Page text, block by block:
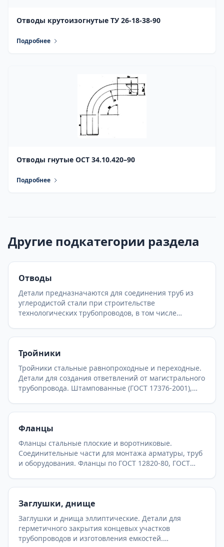
Отводы крутоизогнутые ТУ 26-18-38-90
Подробнее
Отводы гнутые ОСТ 34.10.420–90
Подробнее
Другие подкатегории раздела
Отводы
Детали предназначаются для соединения труб из
углеродистой стали при строительстве
технологических трубопроводов, в том числе
Госгортехнадзора на предприятиях химической и
нефтехимической промышленности.
Тройники
Тройники стальные равнопроходные и переходные.
Детали для создания ответвлений от магистрального
трубопровода. Штампованные (ГОСТ 17376-2001),
Фланцы
Фланцы стальные плоские и воротниковые.
Соединительные части для монтажа арматуры, труб
и оборудования. Фланцы по ГОСТ 12820-80, ГОСТ
Заглушки, днище
Заглушки и днища эллиптические. Детали для
герметичного закрытия концевых участков
трубопроводов и изготовления емкостей.